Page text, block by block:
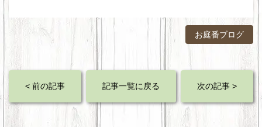
お庭番ブログ
< 前の記事 記事一覧に戻る 次の記事 >